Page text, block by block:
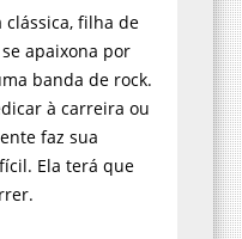
filha de
apaixona por
banda de rock.
à carreira ou
faz sua
Ela terá que